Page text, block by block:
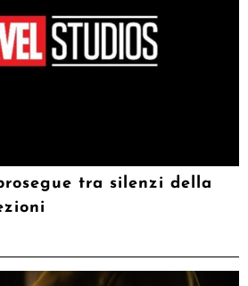
tra silenzi della